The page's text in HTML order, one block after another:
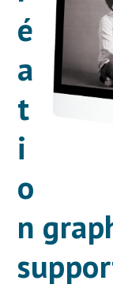
é
a
t
i
o
n